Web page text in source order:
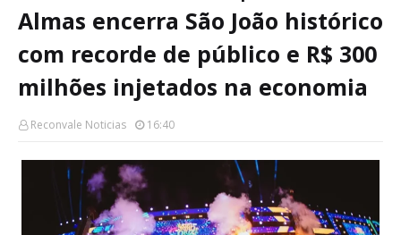
Almas encerra São João histórico
com recorde de público e R$ 300
milhões injetados na economia
Reconvale Noticias 16:40